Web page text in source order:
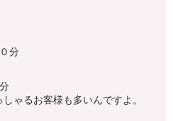
分
ゃるお客様も多いんですよ。